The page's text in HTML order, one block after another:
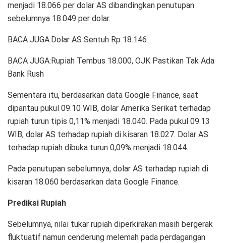
menjadi 18.066 per dolar AS dibandingkan penutupan
sebelumnya 18.049 per dolar.
BACA JUGA:Dolar AS Sentuh Rp 18.146
BACA JUGA:Rupiah Tembus 18.000, OJK Pastikan Tak Ada
Bank Rush
Sementara itu, berdasarkan data Google Finance, saat
dipantau pukul 09.10 WIB, dolar Amerika Serikat terhadap
rupiah turun tipis 0,11% menjadi 18.040. Pada pukul 09.13
WIB, dolar AS terhadap rupiah di kisaran 18.027. Dolar AS
terhadap rupiah dibuka turun 0,09% menjadi 18.044.
Pada penutupan sebelumnya, dolar AS terhadap rupiah di
kisaran 18.060 berdasarkan data Google Finance.
Prediksi Rupiah
Sebelumnya, nilai tukar rupiah diperkirakan masih bergerak
fluktuatif namun cenderung melemah pada perdagangan